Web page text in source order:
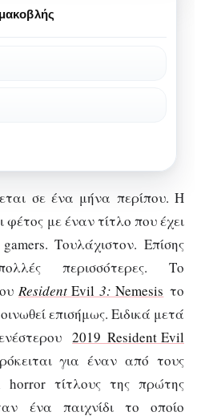
3 – Trailers
σε ένα μήνα περίπου. Η
φέτος με έναν τίτλο που έχει
Τουλάχιστον. Επίσης
περισσότερες. Το
ResidentEvil 3: Nemesis το
επισήμως. Ειδικά μετά
2019 Resident Evil
για έναν από τους
horror τίτλους της πρώτης
ένα παιχνίδι το οποίο